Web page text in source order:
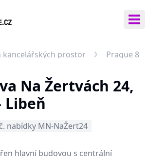
kancelářských prostor Prague 8
Na Žertvách 24,
Libeň
nabídky MN-NaŽert24
hlavní budovou s centrální